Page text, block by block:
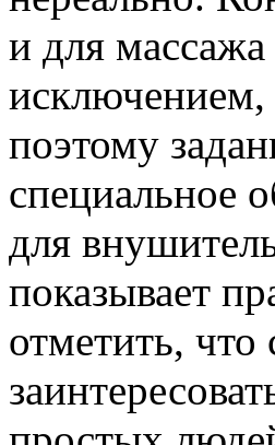
и для массажа
исключением,
поэтому
специальное
для
показывает
отметить,